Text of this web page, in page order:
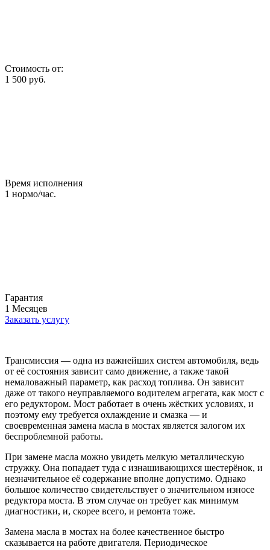
Стоимость от:
1 500 руб.
Время исполнения
1 нормо/час.
Гарантия
1 Месяцев
Заказать услугу
Трансмиссия — одна из важнейших систем автомобиля, ведь
от её состояния зависит само движение, а также такой
немаловажный параметр, как расход топлива. Он зависит
даже от такого неуправляемого водителем агрегата, как мост с
его редуктором. Мост работает в очень жёстких условиях, и
поэтому ему требуется охлаждение и смазка — и
своевременная замена масла в мостах является залогом их
беспроблемной работы.
При замене масла можно увидеть мелкую металлическую
стружку. Она попадает туда с изнашивающихся шестерёнок, и
незначительное её содержание вполне допустимо. Однако
большое количество свидетельствует о значительном износе
редуктора моста. В этом случае он требует как минимум
диагностики, и, скорее всего, и ремонта тоже.
Замена масла в мостах на более качественное быстро
сказывается на работе двигателя. Периодическое